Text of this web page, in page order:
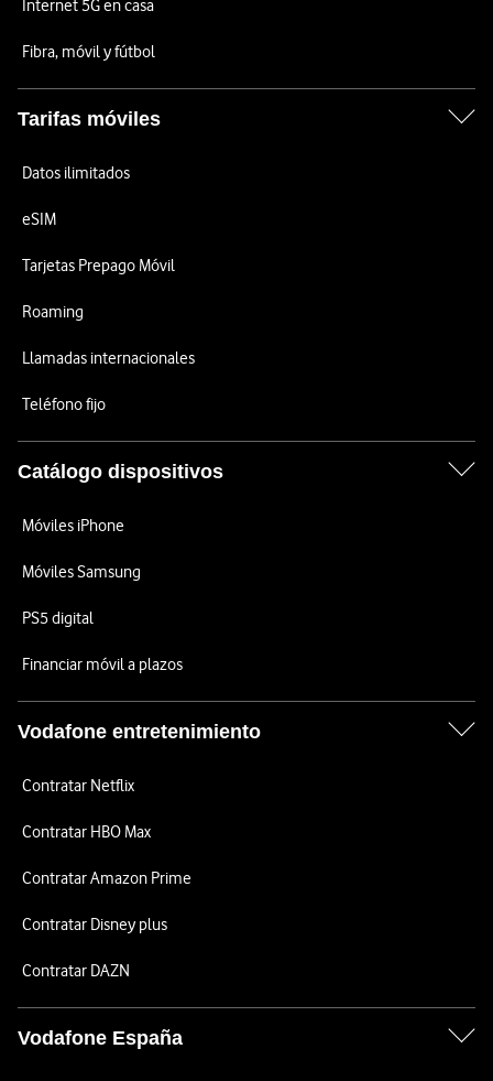
Internet 5G en casa
Fibra, móvil y fútbol
Tarifas móviles
Datos ilimitados
eSIM
Tarjetas Prepago Móvil
Roaming
Llamadas internacionales
Teléfono fijo
Catálogo dispositivos
Móviles iPhone
Móviles Samsung
PS5 digital
Financiar móvil a plazos
Vodafone entretenimiento
Contratar Netflix
Contratar HBO Max
Contratar Amazon Prime
Contratar Disney plus
Contratar DAZN
Vodafone España